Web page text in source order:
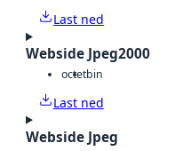
Last ned
Webside Jpeg2000
octetbin
Last ned
Webside Jpeg